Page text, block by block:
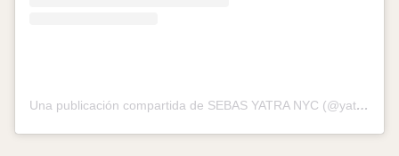
Una publicación compartida de SEBAS YATRA NYC (@yatrasworldd_nyc)